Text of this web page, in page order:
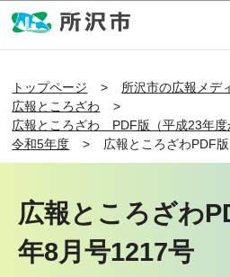
トップページ
所沢市の広報メデ
広報ところざわ
広報ところざわ PDF版（平成23年度
令和5年度
広報ところざわPDF
広報ところざわ
年8月号1217号